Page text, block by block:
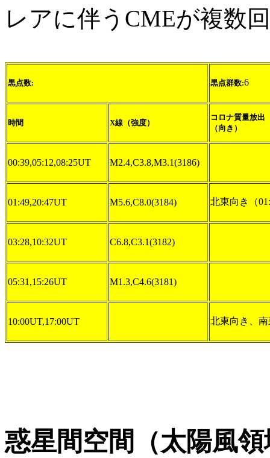
レアに伴うCMEが複数
黒点数: 黒点群数:6
時間 X線（強度）
コロナ質量放出
（向き）
00:39,05:12,08:25UT M2.4,C3.8,M3.1(3186)
01:49,20:47UT M5.6,C8.0(3184) 北東向き（
03:28,10:32UT C6.8,C3.1(3182)
05:31,15:26UT M1.3,C4.6(3181)
10:00UT,17:00UT 北東向き、
惑星間空間（太陽風